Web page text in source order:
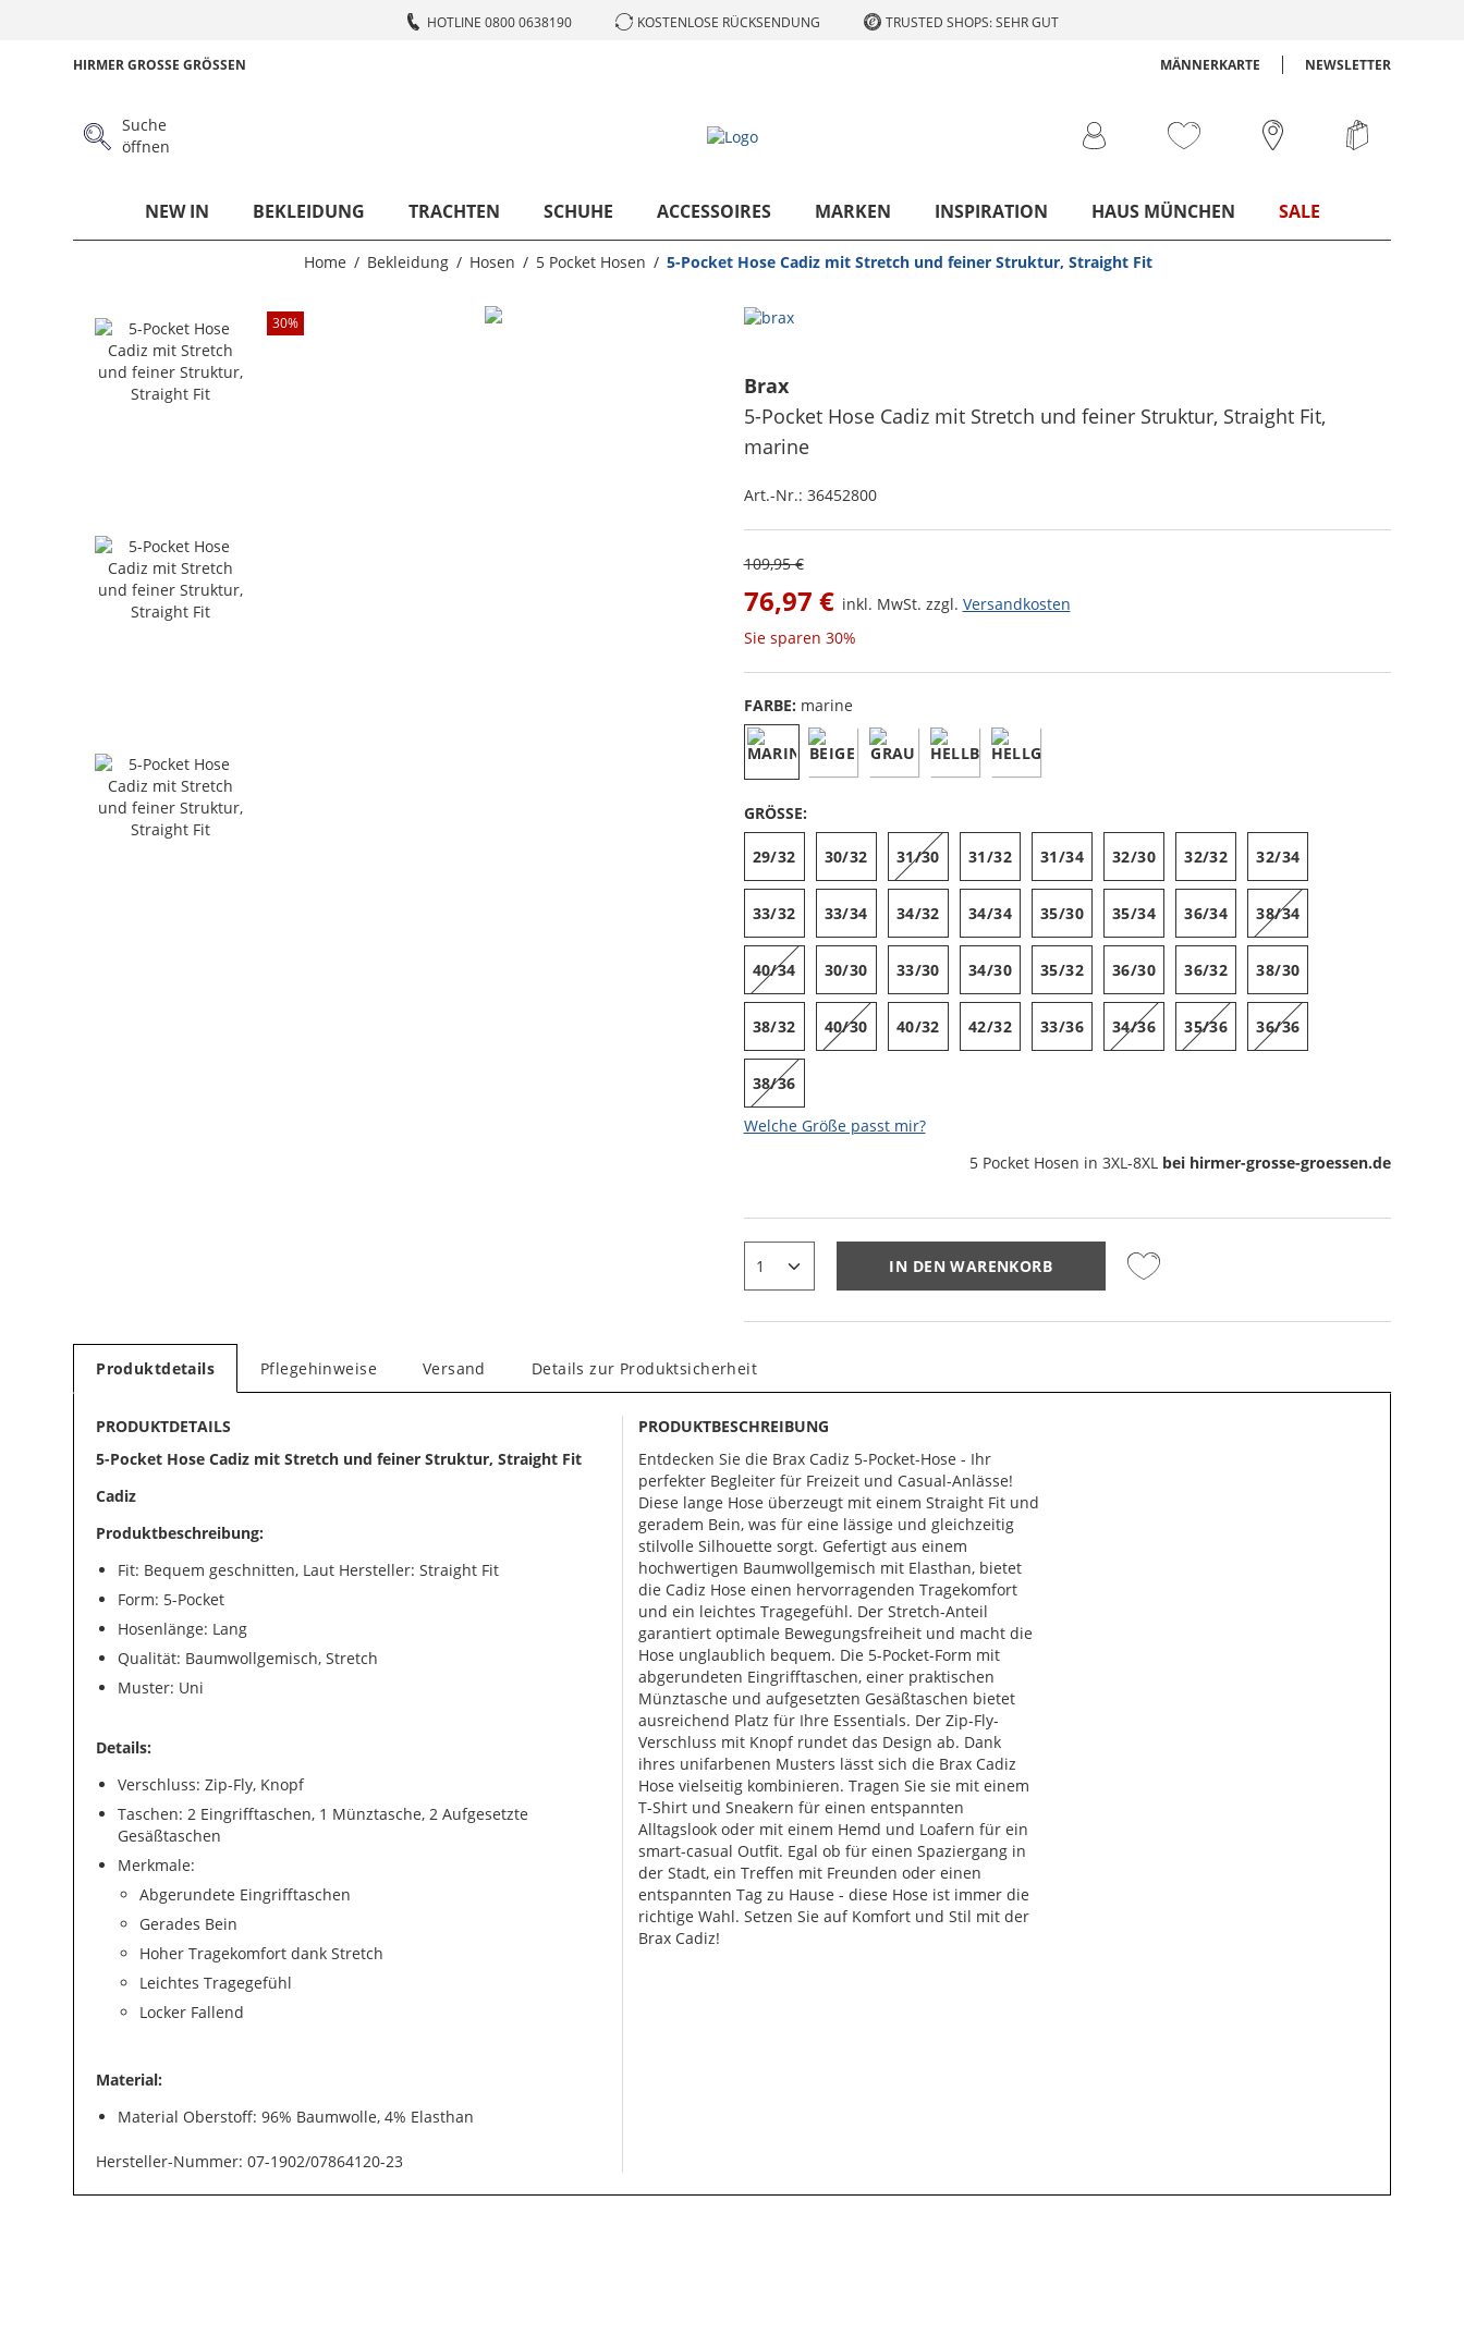
HOTLINE 0800 0638190 KOSTENLOSE RÜCKSENDUNG TRUSTED SHOPS: SEHR GUT
HIRMER GROSSE GRÖSSEN MÄNNERKARTE NEWSLETTER
Suche
öffnen
NEW IN BEKLEIDUNG TRACHTEN SCHUHE ACCESSOIRES MARKEN INSPIRATION HAUS MÜNCHEN SALE
Home Bekleidung Hosen 5 Pocket Hosen 5-Pocket Hose Cadiz mit Stretch und feiner Struktur, Straight Fit
30%
Brax
5-Pocket Hose Cadiz mit Stretch und feiner Struktur, Straight Fit,
marine
Art.-Nr.: 36452800
109,95 €
76,97 € inkl. MwSt. zzgl. Versandkosten
Sie sparen 30%
FARBE: marine
GRÖSSE:
29/32 30/32 31/30 31/32 31/34 32/30 32/32 32/34
33/32 33/34 34/32 34/34 35/30 35/34 36/34 38/34
40/34 30/30 33/30 34/30 35/32 36/30 36/32 38/30
38/32 40/30 40/32 42/32 33/36 34/36 35/36 36/36
38/36
Welche Größe passt mir?
5 Pocket Hosen in 3XL-8XL bei hirmer-grosse-groessen.de
IN DEN WARENKORB
Produktdetails Pflegehinweise Versand Details zur Produktsicherheit
PRODUKTDETAILS
5-Pocket Hose Cadiz mit Stretch und feiner Struktur, Straight Fit
Cadiz
Produktbeschreibung:
Fit: Bequem geschnitten, Laut Hersteller: Straight Fit
Form: 5-Pocket
Hosenlänge: Lang
Qualität: Baumwollgemisch, Stretch
Muster: Uni
Details:
Verschluss: Zip-Fly, Knopf
Taschen: 2 Eingrifftaschen, 1 Münztasche, 2 Aufgesetzte
Gesäßtaschen
Merkmale:
Abgerundete Eingrifftaschen
Gerades Bein
Hoher Tragekomfort dank Stretch
Leichtes Tragegefühl
Locker Fallend
Material:
Material Oberstoff: 96% Baumwolle, 4% Elasthan
Hersteller-Nummer: 07-1902/07864120-23
PRODUKTBESCHREIBUNG
Entdecken Sie die Brax Cadiz 5-Pocket-Hose - Ihr
perfekter Begleiter für Freizeit und Casual-Anlässe!
Diese lange Hose überzeugt mit einem Straight Fit und
geradem Bein, was für eine lässige und gleichzeitig
stilvolle Silhouette sorgt. Gefertigt aus einem
hochwertigen Baumwollgemisch mit Elasthan, bietet
die Cadiz Hose einen hervorragenden Tragekomfort
und ein leichtes Tragegefühl. Der Stretch-Anteil
garantiert optimale Bewegungsfreiheit und macht die
Hose unglaublich bequem. Die 5-Pocket-Form mit
abgerundeten Eingrifftaschen, einer praktischen
Münztasche und aufgesetzten Gesäßtaschen bietet
ausreichend Platz für Ihre Essentials. Der Zip-Fly-
Verschluss mit Knopf rundet das Design ab. Dank
ihres unifarbenen Musters lässt sich die Brax Cadiz
Hose vielseitig kombinieren. Tragen Sie sie mit einem
T-Shirt und Sneakern für einen entspannten
Alltagslook oder mit einem Hemd und Loafern für ein
smart-casual Outfit. Egal ob für einen Spaziergang in
der Stadt, ein Treffen mit Freunden oder einen
entspannten Tag zu Hause - diese Hose ist immer die
richtige Wahl. Setzen Sie auf Komfort und Stil mit der
Brax Cadiz!